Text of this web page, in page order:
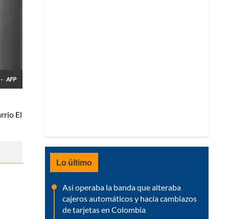
AFP
El
Lo último
Así operaba la banda que alteraba
cajeros automáticos y hacía cambiazos
de tarjetas en Colombia